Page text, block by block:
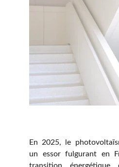
En 2025, le
un essor fulgurant en